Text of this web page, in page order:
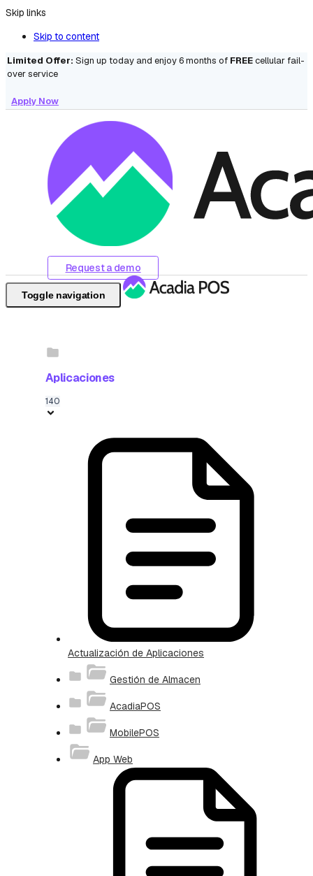
Skip links
Skip to content
Limited Offer: Sign up today and enjoy 6 months of FREEcellular fail-
over service
Apply Now
Request a demo
Toggle navigation
Aplicaciones
140
Actualización de Aplicaciones
Gestión de Almacen
AcadiaPOS
MobilePOS
App Web